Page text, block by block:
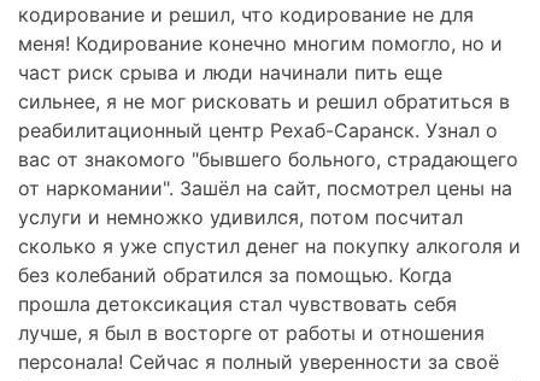
кодирование и решил, что кодирование не для
меня! Кодирование конечно многим помогло, но и
част риск срыва и люди начинали пить еще
сильнее, я не мог рисковать и решил обратиться в
реабилитационный центр Рехаб-Саранск. Узнал о
вас от знакомого "бывшего больного, страдающего
от наркомании". Зашёл на сайт, посмотрел цены на
услуги и немножко удивился, потом посчитал
сколько я уже спустил денег на покупку алкоголя и
без колебаний обратился за помощью. Когда
прошла детоксикация стал чувствовать себя
лучше, я был в восторге от работы и отношения
персонала! Сейчас я полный уверенности за своё